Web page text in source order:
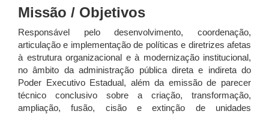
Missão / Objetivos
Responsável pelo desenvolvimento, coordenação,
articulação e implementação de políticas e diretrizes afetas
à estrutura organizacional e à modernização institucional,
no âmbito da administração pública direta e indireta do
Poder Executivo Estadual, além da emissão de parecer
técnico conclusivo sobre a criação, transformação,
ampliação, fusão, cisão e extinção de unidades